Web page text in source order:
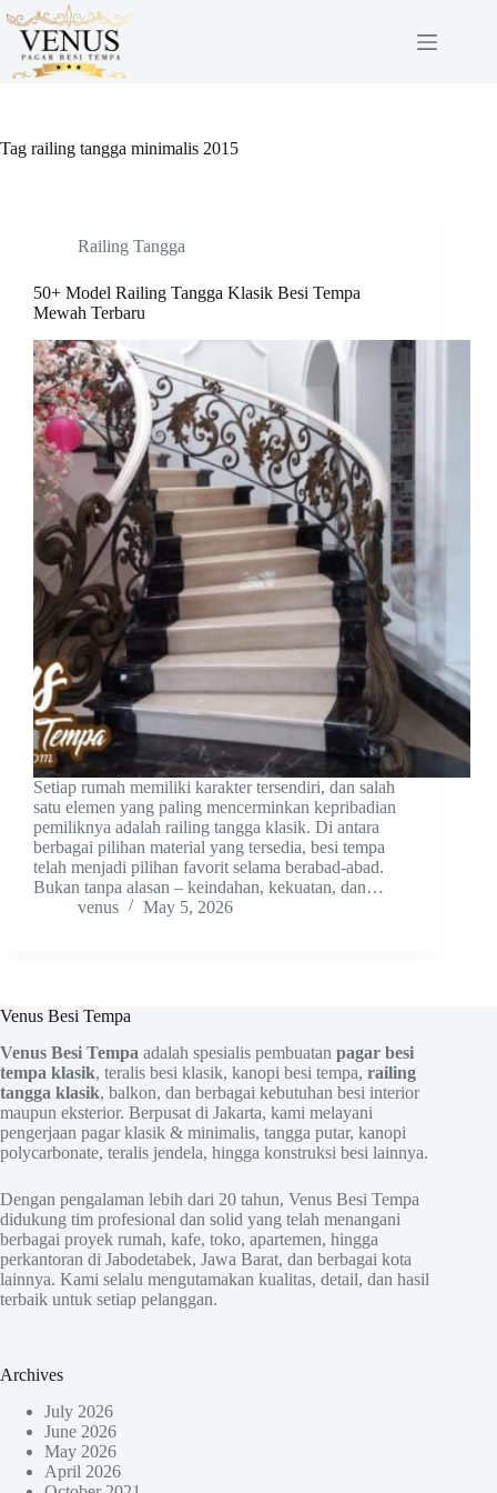
to
content
Tag railing tangga minimalis 2015
Railing Tangga
50+ Model Railing Tangga Klasik Besi Tempa
Mewah Terbaru
Setiap rumah memiliki karakter tersendiri, dan salah
satu elemen yang paling mencerminkan kepribadian
pemiliknya adalah railing tangga klasik. Di antara
berbagai pilihan material yang tersedia, besi tempa
telah menjadi pilihan favorit selama berabad-abad.
Bukan tanpa alasan – keindahan, kekuatan, dan…
venus
May 5, 2026
Venus Besi Tempa
Venus Besi Tempa adalah spesialis pembuatan pagar besi
tempa klasik, teralis besi klasik, kanopi besi tempa, railing
tangga klasik, balkon, dan berbagai kebutuhan besi interior
maupun eksterior. Berpusat di Jakarta, kami melayani
pengerjaan pagar klasik & minimalis, tangga putar, kanopi
polycarbonate, teralis jendela, hingga konstruksi besi lainnya.
Dengan pengalaman lebih dari 20 tahun, Venus Besi Tempa
didukung tim profesional dan solid yang telah menangani
berbagai proyek rumah, kafe, toko, apartemen, hingga
perkantoran di Jabodetabek, Jawa Barat, dan berbagai kota
lainnya. Kami selalu mengutamakan kualitas, detail, dan hasil
terbaik untuk setiap pelanggan.
Archives
July 2026
June 2026
May 2026
April 2026